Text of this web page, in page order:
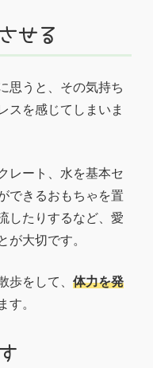
せる
思うと、その気持ち
スを感じてしまいま
レート、水を基本セ
できるおもちゃを置
したりするなど、愛
が大切です。
歩をして、 体力を発
す。